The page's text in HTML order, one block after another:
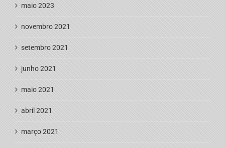
maio 2023
novembro 2021
setembro 2021
junho 2021
maio 2021
abril 2021
março 2021